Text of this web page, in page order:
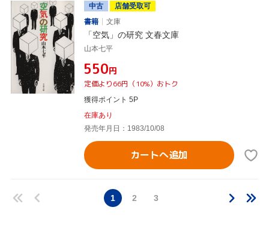
中古
店舗受取可
書籍
文庫
「空気」の研究 文春文庫
山本七平
¥550円
定価より66円（10%）おトク
獲得ポイント 5P
在庫あり
発売年月日：1983/10/08
カートへ追加
1 2 3